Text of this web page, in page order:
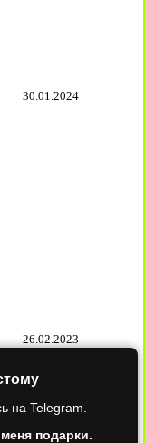
30.01.2024
26.02.2023
на Telegram.
подарки.